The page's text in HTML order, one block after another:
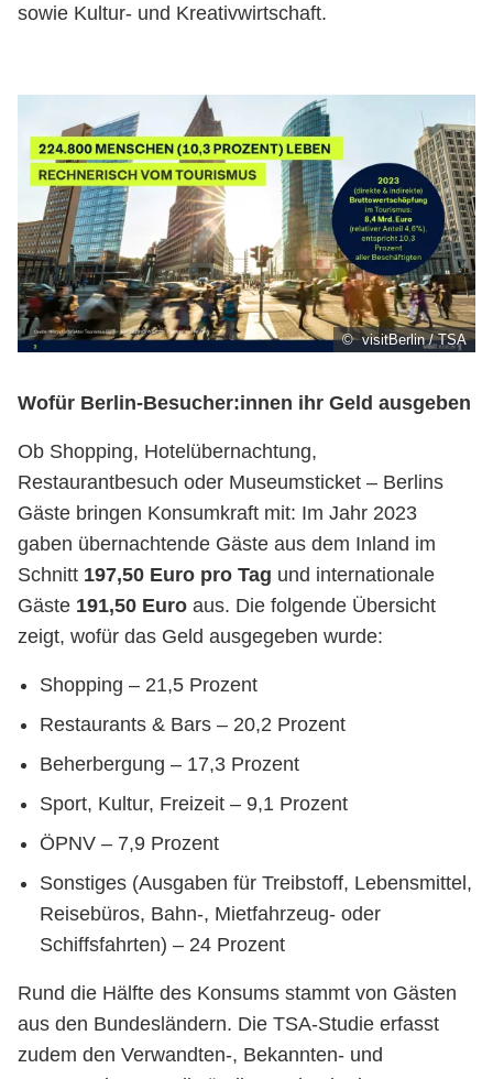
© visitBerlin / TSA
sowie Kultur- und Kreativwirtschaft.
Wofür Berlin-Besucher:innen ihr Geld ausgeben
Ob Shopping, Hotelübernachtung,
Restaurantbesuch oder Museumsticket – Berlins
Gäste bringen Konsumkraft mit: Im Jahr 2023
gaben übernachtende Gäste aus dem Inland im
Schnitt 197,50 Euro pro Tag und internationale
Gäste 191,50 Euro aus. Die folgende Übersicht
zeigt, wofür das Geld ausgegeben wurde:
Shopping – 21,5 Prozent
Restaurants & Bars – 20,2 Prozent
Beherbergung – 17,3 Prozent
Sport, Kultur, Freizeit – 9,1 Prozent
ÖPNV – 7,9 Prozent
Sonstiges (Ausgaben für Treibstoff, Lebensmittel,
Reisebüros, Bahn-, Mietfahrzeug- oder
Schiffsfahrten) – 24 Prozent
Rund die Hälfte des Konsums stammt von Gästen
aus den Bundesländern. Die TSA-Studie erfasst
zudem den Verwandten-, Bekannten- und